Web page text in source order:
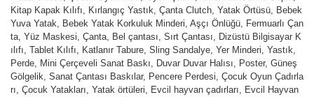
Kitap Kapak Kılıfı, Kırlangıç Yastık, Çanta Clutch, Yatak Örtüsü, Bebek
Yuva Yatak, Bebek Yatak Korkuluk Minderi, Aşçı Önlüğü, Fermuarlı Çan
ta, Yüz Maskesi, Çanta, Bel çantası, Sırt Çantası, Dizüstü Bilgisayar K
ılıfı, Tablet Kılıfı, Katlanır Tabure, Sling Sandalye, Yer Minderi, Yastık,
Perde, Mini Çerçeveli Sanat Baskı, Duvar Duvar Halısı, Poster, Güneş
Gölgelik, Sanat Çantası Baskılar, Pencere Perdesi, Çocuk Oyun Çadırla
rı, Çocuk Yatakları, Yatak örtüleri, Evcil hayvan çadırları, Evcil Hayvan